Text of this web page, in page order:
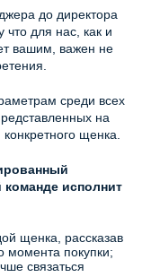
до директора
для нас, как и
вашим, важен не
среди всех
на
щенка.
команде исполнит
щенка, рассказав
момента покупки;
связаться